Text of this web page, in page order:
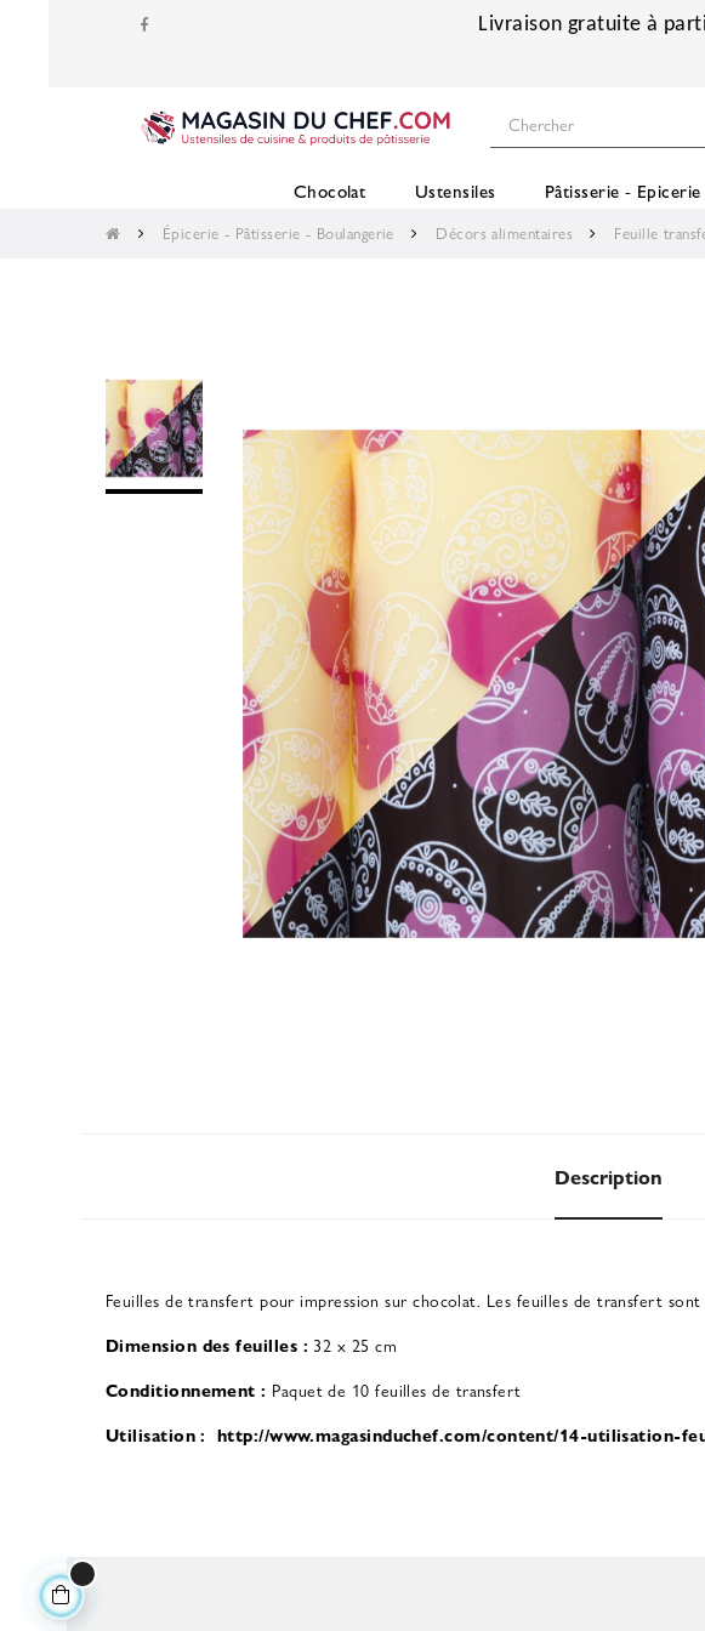
Livraison gratuite à
Chocolat Ustensiles Pâtisserie - Epicerie
Épicerie - Pâtisserie - Boulangerie Décors alimentaires Feuille
Description
Feuilles de transfert pour impression sur chocolat. Les feuilles de transfert
Dimension des feuilles : 32 x 25 cm
Conditionnement : Paquet de 10 feuilles de transfert
Utilisation : http://www.magasinduchef.com/content/14-utilisation-